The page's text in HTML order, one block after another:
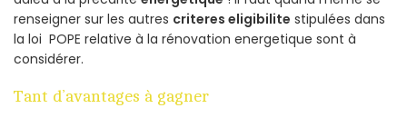
renseigner sur les autres criteres eligibilite stipulées dans
la loi POPE relative à la rénovation energetique sont à
considérer.
Tant d’avantages à gagner